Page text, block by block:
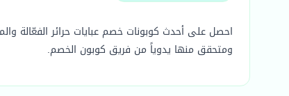
ومتحقق منها يدوياً من فريق كوبون الخصم.